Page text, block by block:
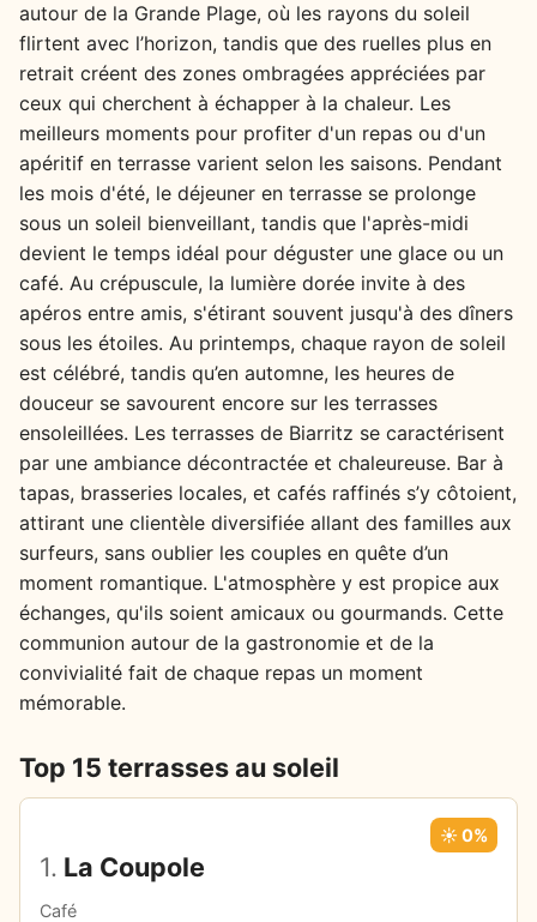
autour de la Grande Plage, où les rayons du soleil
flirtent avec l’horizon, tandis que des ruelles plus en
retrait créent des zones ombragées appréciées par
ceux qui cherchent à échapper à la chaleur. Les
meilleurs moments pour profiter d'un repas ou d'un
apéritif en terrasse varient selon les saisons. Pendant
les mois d'été, le déjeuner en terrasse se prolonge
sous un soleil bienveillant, tandis que l'après-midi
devient le temps idéal pour déguster une glace ou un
café. Au crépuscule, la lumière dorée invite à des
apéros entre amis, s'étirant souvent jusqu'à des dîners
sous les étoiles. Au printemps, chaque rayon de soleil
est célébré, tandis qu’en automne, les heures de
douceur se savourent encore sur les terrasses
ensoleillées. Les terrasses de Biarritz se caractérisent
par une ambiance décontractée et chaleureuse. Bar à
tapas, brasseries locales, et cafés raffinés s’y côtoient,
attirant une clientèle diversifiée allant des familles aux
surfeurs, sans oublier les couples en quête d’un
moment romantique. L'atmosphère y est propice aux
échanges, qu'ils soient amicaux ou gourmands. Cette
communion autour de la gastronomie et de la
convivialité fait de chaque repas un moment
mémorable.
Top 15 terrasses au soleil
1. La Coupole
Café
☀️ 0%